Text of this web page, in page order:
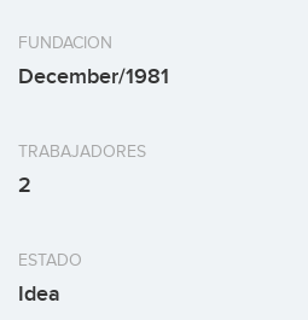
FUNDACION
December/1981
TRABAJADORES
2
ESTADO
Idea